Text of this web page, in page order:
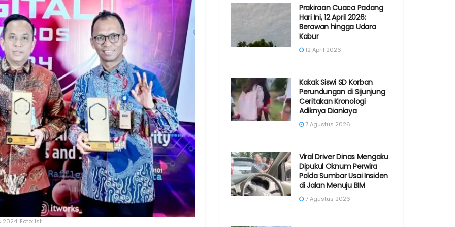
Foto: Ist
Prakiraan Cuaca Padang
Hari Ini, 12 April 2026:
Berawan hingga Udara
Kabur
12 April 2026
Kakak Siswi SD Korban
Perundungan di Sijunjung
Ceritakan Kronologi
Adiknya Dianiaya
7 Agustus 2026
Viral Driver Dinas Mengaku
Dipukul Oknum Perwira
Polda Sumbar Usai Insiden
di Jalan Menuju BIM
7 Agustus 2026